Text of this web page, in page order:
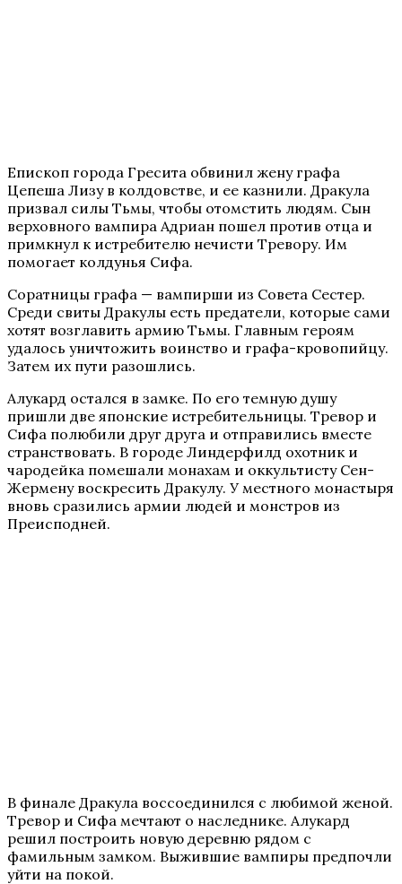
Епископ города Гресита обвинил жену графа
Цепеша Лизу в колдовстве, и ее казнили. Дракула
призвал силы Тьмы, чтобы отомстить людям. Сын
верховного вампира Адриан пошел против отца и
примкнул к истребителю нечисти Тревору. Им
помогает колдунья Сифа.
Соратницы графа — вампирши из Совета Сестер.
Среди свиты Дракулы есть предатели, которые сами
хотят возглавить армию Тьмы. Главным героям
удалось уничтожить воинство и графа-кровопийцу.
Затем их пути разошлись.
Алукард остался в замке. По его темную душу
пришли две японские истребительницы. Тревор и
Сифа полюбили друг друга и отправились вместе
странствовать. В городе Линдерфилд охотник и
чародейка помешали монахам и оккультисту Сен-
Жермену воскресить Дракулу. У местного монастыря
вновь сразились армии людей и монстров из
Преисподней.
В финале Дракула воссоединился с любимой женой.
Тревор и Сифа мечтают о наследнике. Алукард
решил построить новую деревню рядом с
фамильным замком. Выжившие вампиры предпочли
уйти на покой.